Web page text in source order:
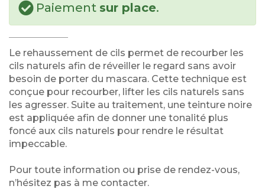
Paiement sur place.
Le rehaussement de cils permet de recourber les
cils naturels afin de réveiller le regard sans avoir
besoin de porter du mascara. Cette technique est
conçue pour recourber, lifter les cils naturels sans
les agresser. Suite au traitement, une teinture noire
est appliquée afin de donner une tonalité plus
foncé aux cils naturels pour rendre le résultat
impeccable.
Pour toute information ou prise de rendez-vous,
n’hésitez pas à me contacter.